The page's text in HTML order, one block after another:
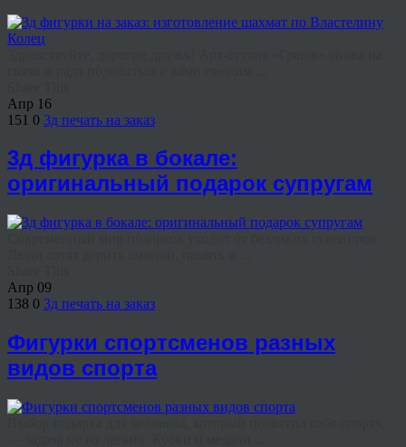
Апр 16
151 0 3д печать на заказ
3д фигурка в бокале:
оригинальный подарок супругам
Апр 09
138 0 3д печать на заказ
Фигурки спортсменов разных
видов спорта